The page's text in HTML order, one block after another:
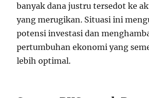
banyak dana justru tersedot ke
yang merugikan. Situasi ini
potensi investasi dan
pertumbuhan ekonomi yang
lebih optimal.